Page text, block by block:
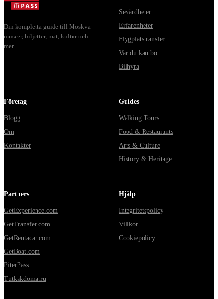
Din kompletta guide till Moskva –
museer, biljetter, mat, kultur och
mer.
Sevärdheter
Erfarenheter
Flygplatstransfer
Var du kan bo
Bilhyra
Företag
Blogg
Om
Kontakter
Guides
Walking Tours
Food & Restaurants
Arts & Culture
History & Heritage
Partners
GetExperience.com
GetTransfer.com
GetRentacar.com
GetBoat.com
PiterPass
Tutkakdoma.ru
Hjälp
Integritetspolicy
Villkor
Cookiepolicy